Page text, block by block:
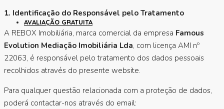
AVALIAÇÃO GRATUITA
1. Identificação do Responsável pelo Tratamento
A REBOX Imobiliária, marca comercial da empresa Famous
Evolution Mediação Imobiliária Lda, com licença AMI nº
22063, é responsável pelo tratamento dos dados pessoais
recolhidos através do presente website.
Para qualquer questão relacionada com a proteção de dados,
poderá contactar-nos através do email: